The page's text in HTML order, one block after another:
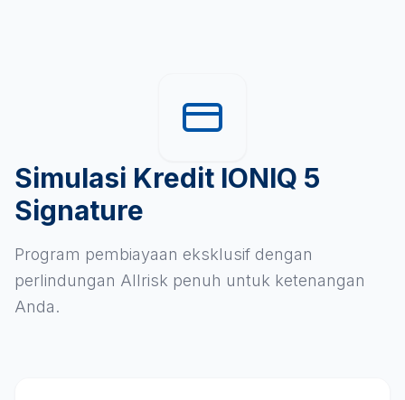
Simulasi Kredit IONIQ 5
Signature
Program pembiayaan eksklusif dengan
perlindungan Allrisk penuh untuk ketenangan
Anda.